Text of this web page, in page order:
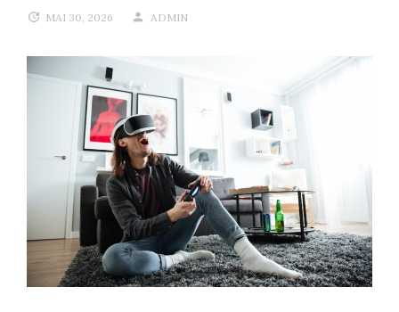
MAI 30, 2026 ADMIN